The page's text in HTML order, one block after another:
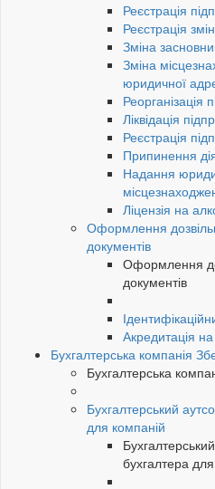
Реєстрація
Реєстрація
Зміна
Зміна
юридичної
Реорганізація
Ліквідація
Реєстрація
Припинення
Надання
Ліцензія на
Оформлення
документів
Оформлення
документів
Акредитація
Бухгалтерська компанія
Бухгалтерська
Бухгалтерський
для компаній
бухгалтера